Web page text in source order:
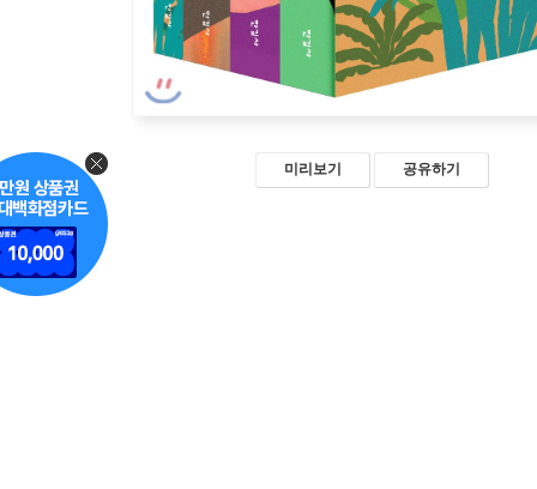
미리보기 공유하기